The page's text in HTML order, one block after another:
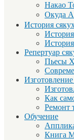
Накао
Окуда
История
Репертуар
Пьесы
Изготовление
Как
Ремонт
Обучение
Книга